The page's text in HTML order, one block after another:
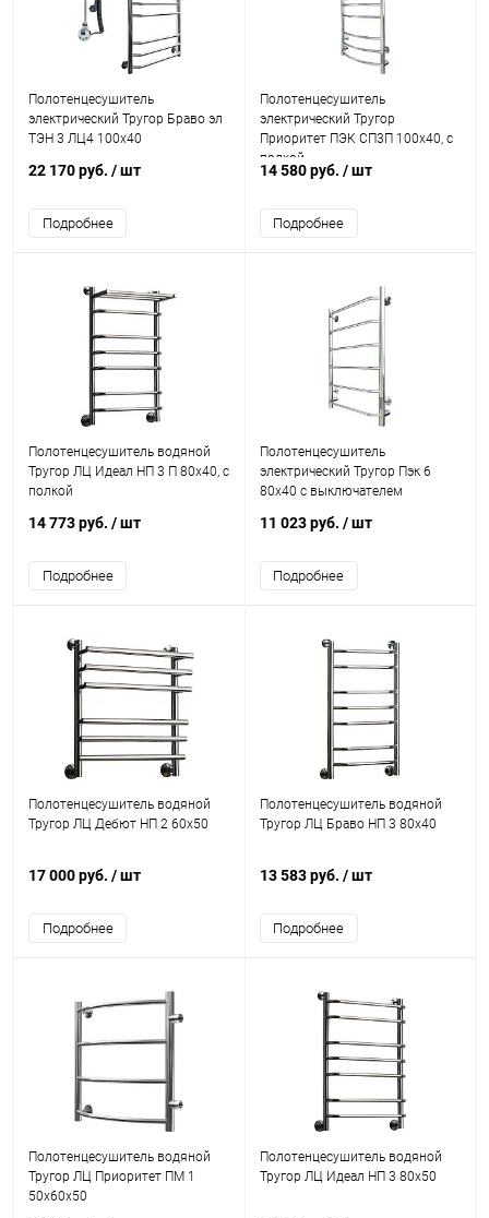
Полотенцесушитель
электрический Тругор Браво эл
ТЭН 3 ЛЦ4 100x40
22 170 руб. / шт
Подробнее
Полотенцесушитель
электрический Тругор
Приоритет ПЭК СП3П 100x40, с
полкой
14 580 руб. / шт
Подробнее
Полотенцесушитель водяной
Тругор ЛЦ Идеал НП 3 П 80x40, с
полкой
14 773 руб. / шт
Подробнее
Полотенцесушитель
электрический Тругор Пэк 6
80х40 с выключателем
11 023 руб. / шт
Подробнее
Полотенцесушитель водяной
Тругор ЛЦ Дебют НП 2 60x50
17 000 руб. / шт
Подробнее
Полотенцесушитель водяной
Тругор ЛЦ Браво НП 3 80x40
13 583 руб. / шт
Подробнее
Полотенцесушитель водяной
Тругор ЛЦ Приоритет ПМ 1
50x60x50
Полотенцесушитель водяной
Тругор ЛЦ Идеал НП 3 80x50